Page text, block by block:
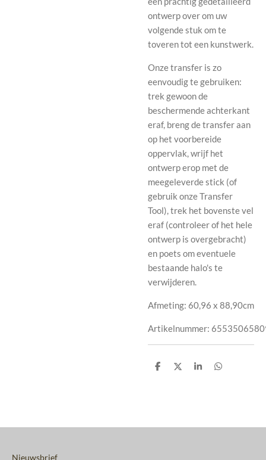
ontwerp over om uw
volgende stuk om te
toveren tot een kunstwerk.
Onze transfer is zo
eenvoudig te gebruiken:
trek gewoon de
beschermende achterkant
eraf, breng de transfer aan
op het voorbereide
oppervlak, wrijf het
ontwerp erop met de
meegeleverde stick (of
gebruik onze Transfer
Tool), trek het bovenste vel
eraf (controleer of het hele
ontwerp is overgebracht)
en poets om eventuele
bestaande halo's te
verwijderen.
Afmeting: 60,96 x 88,90cm
Artikelnummer:
D
D
S
D
Nieuwsbrief